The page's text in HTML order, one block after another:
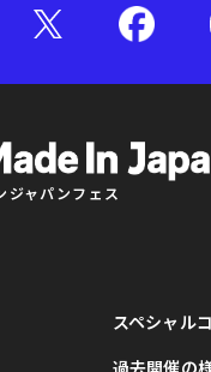
ジャパンフェス
スペシャル
過去開催の